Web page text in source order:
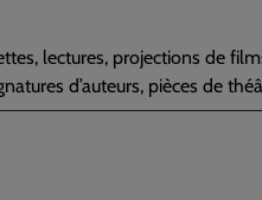
lectures, projections de
d’auteurs, pièces de